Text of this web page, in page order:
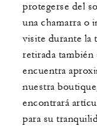
protegerse del
una chamarra o
visite durante la
retirada también
encuentra
nuestra
encontrará
para su